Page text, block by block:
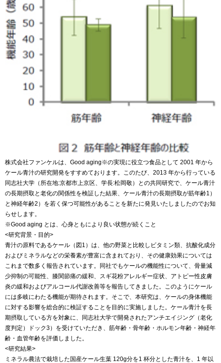
株式会社ファンケルは、Good aging※の実現に役立つ食品として 2001 年から
ケール青汁の研究開発をすすめております。このたび、2013 年から行っている
同志社大学（所在地:京都市上京区、学長:松岡敬）との共同研究で、ケール青汁
の長期摂取と老化の関係性を検証した結果、ケール青汁の長期摂取が筋年齢1）
と神経年齢2）を若く保つ可能性があることを新たに発見いたしましたのでお知
らせします。
※Good aging とは、心身ともにより良い状態が続くこと
<研究背景・目的>
青汁の原料であるケール（図1）は、他の野菜と比較しビタミン類、抗酸化成分
およびミネラルなどの栄養素が豊富に含まれており、その健康効果については
これまで数多く報告されています。同社でもケールの機能性について、骨量減
少抑制の可能性、膝関節痛の緩和、スギ花粉アレルギー症状、アトピー性皮膚
炎の緩和およびアルコール代謝改善等を報告してきました。このようにケール
には多岐にわたる機能が期待されます。そこで、本研究は、ケールの身体機能
に対する影響を総合的に検証することを目的に実施しました。ケール青汁を長
期摂取している方を対象に、同志社大学で開発されたアンチエイジング（老化
度判定）ドック3）を受けていただき、筋年齢・骨年齢・ホルモン年齢・神経年
齢・血管年齢を評価しました。
<研究結果>
ミネラル農法で栽培した国産ケール生葉 120g分を1 杯分とした青汁を、1 年以